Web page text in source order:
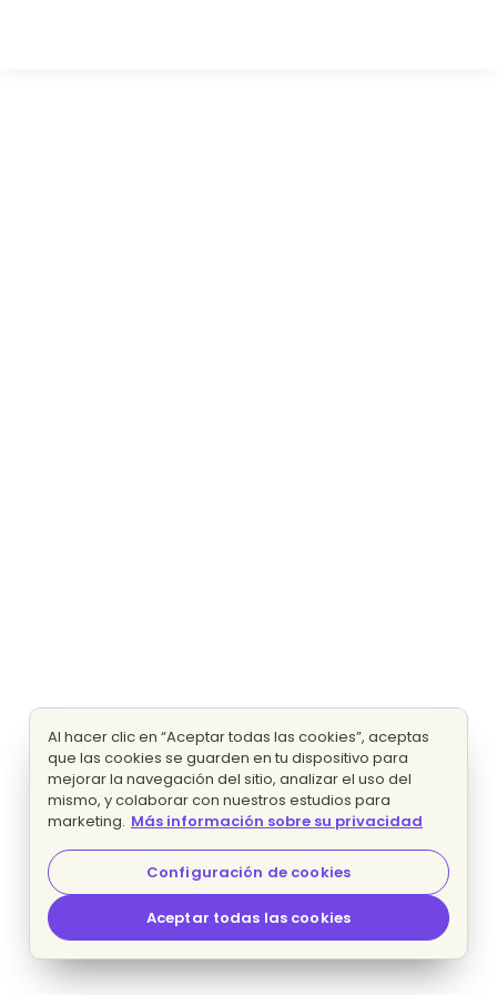
Al hacer clic en “Aceptar todas las cookies”, aceptas
que las cookies se guarden en tu dispositivo para
mejorar la navegación del sitio, analizar el uso del
mismo, y colaborar con nuestros estudios para
marketing. Más información sobre su privacidad
Configuración de cookies
Aceptar todas las cookies